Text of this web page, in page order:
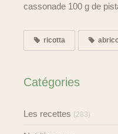
cassonade 100 g de
ricotta
Catégories
Les recettes (283)